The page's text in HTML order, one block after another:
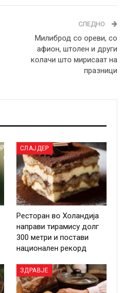
СЛЕДНО
Милиброд со ореви, со
афион, штолен и други
колачи што мирисаат на
празници
СЛАЈДЕР
Ресторан во Холандија
направи тирамису долг
300 метри и постави
национален рекорд
ЗДРАВЈЕ